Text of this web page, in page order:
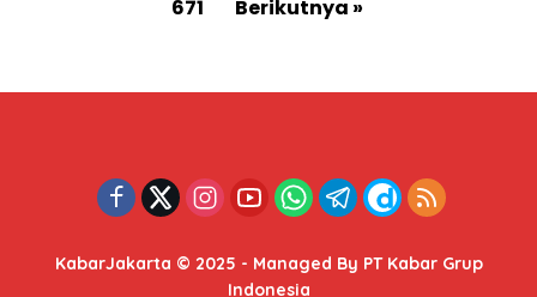
n
671
Berikutnya »
KabarJakarta © 2025 - Managed By PT Kabar Grup
Indonesia